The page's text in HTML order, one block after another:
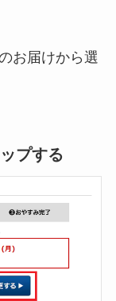
お届けから選
プする